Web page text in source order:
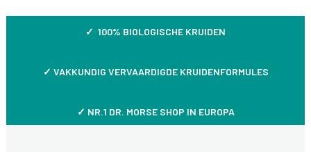
✓ 100% BIOLOGISCHE KRUIDEN
✓ VAKKUNDIG VERVAARDIGDE KRUIDENFORMULES
✓ NR.1 DR. MORSE SHOP IN EUROPA